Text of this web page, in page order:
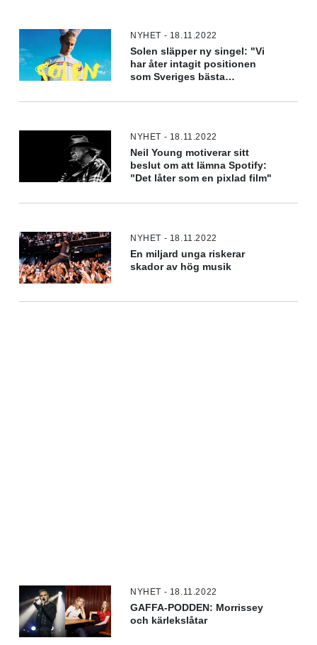
NYHET - 18.11.2022
Solen släpper ny singel: "Vi
har åter intagit positionen
som Sveriges bästa
NYHET - 18.11.2022
Neil Young motiverar sitt
beslut om att lämna Spotify:
"Det låter som en pixlad film"
NYHET - 18.11.2022
En miljard unga riskerar
skador av hög musik
NYHET - 18.11.2022
GAFFA-PODDEN: Morrissey
och kärlekslåtar